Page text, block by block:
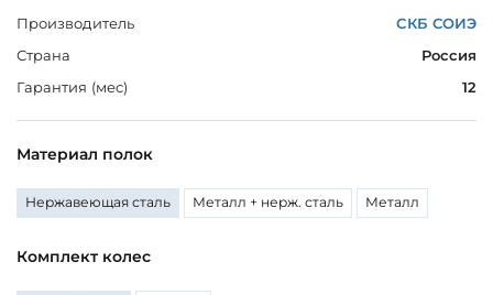
Производитель
СКБ СОИЭ
Страна
Россия
Гарантия (мес)
12
Материал полок
Нержавеющая сталь Металл + нерж. сталь Металл
Комплект колес